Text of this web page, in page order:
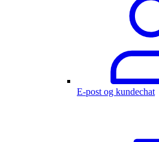
E-post og kundechat